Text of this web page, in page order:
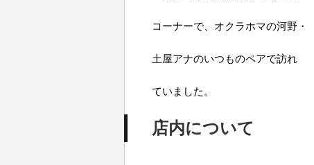
コーナーで、オクラホマの河野・
土屋アナのいつものペアで訪れ
ていました。
店内について